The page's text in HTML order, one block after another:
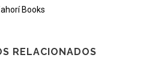
Books
RELACIONADOS